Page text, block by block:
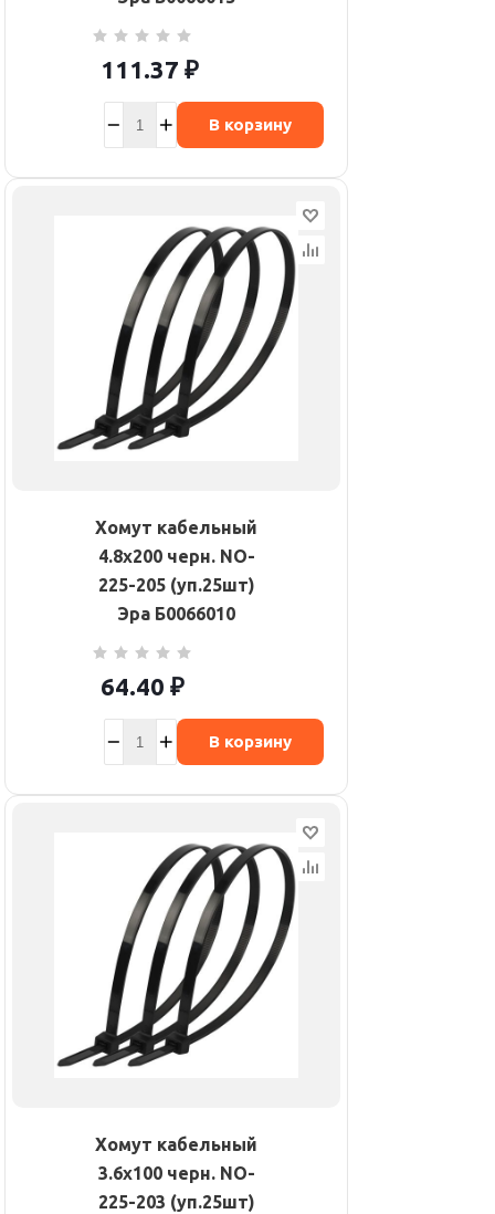
111.37 ₽
В корзину
Хомут кабельный
4.8х200 черн. NO-
225-205 (уп.25шт)
Эра Б0066010
64.40 ₽
В корзину
Хомут кабельный
3.6х100 черн. NO-
225-203 (уп.25шт)